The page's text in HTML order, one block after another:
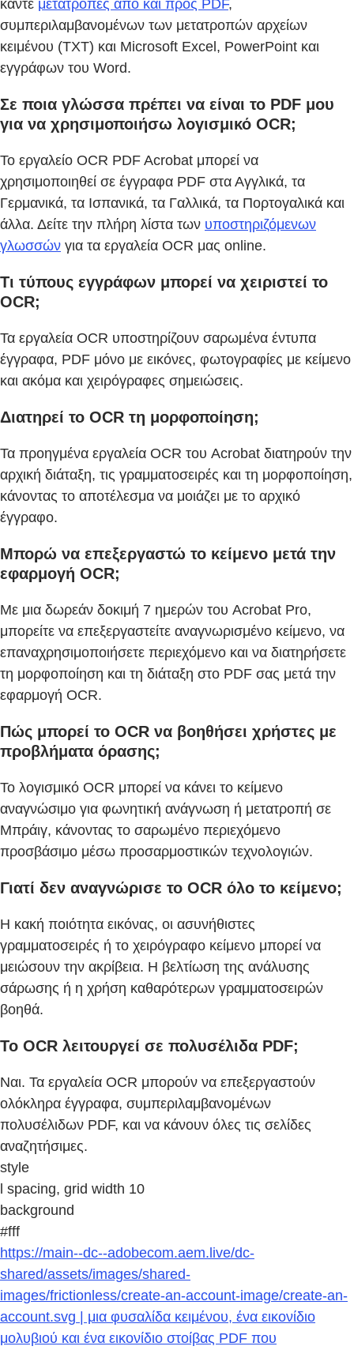
κάντε μετατροπές από και προς PDF,
συμπεριλαμβανομένων των μετατροπών αρχείων
κειμένου (TXT) και Microsoft Excel, PowerPoint και
εγγράφων του Word.
Σε ποια γλώσσα πρέπει να είναι το PDF μου
για να χρησιμοποιήσω λογισμικό OCR;
Το εργαλείο OCR PDF Acrobat μπορεί να
χρησιμοποιηθεί σε έγγραφα PDF στα Αγγλικά, τα
Γερμανικά, τα Ισπανικά, τα Γαλλικά, τα Πορτογαλικά και
άλλα. Δείτε την πλήρη λίστα των υποστηριζόμενων
γλωσσών για τα εργαλεία OCR μας online.
Τι τύπους εγγράφων μπορεί να χειριστεί το
OCR;
Τα εργαλεία OCR υποστηρίζουν σαρωμένα έντυπα
έγγραφα, PDF μόνο με εικόνες, φωτογραφίες με κείμενο
και ακόμα και χειρόγραφες σημειώσεις.
Διατηρεί το OCR τη μορφοποίηση;
Τα προηγμένα εργαλεία OCR του Acrobat διατηρούν την
αρχική διάταξη, τις γραμματοσειρές και τη μορφοποίηση,
κάνοντας το αποτέλεσμα να μοιάζει με το αρχικό
έγγραφο.
Μπορώ να επεξεργαστώ το κείμενο μετά την
εφαρμογή OCR;
Με μια δωρεάν δοκιμή 7 ημερών του Acrobat Pro,
μπορείτε να επεξεργαστείτε αναγνωρισμένο κείμενο, να
επαναχρησιμοποιήσετε περιεχόμενο και να διατηρήσετε
τη μορφοποίηση και τη διάταξη στο PDF σας μετά την
εφαρμογή OCR.
Πώς μπορεί το OCR να βοηθήσει χρήστες με
προβλήματα όρασης;
Το λογισμικό OCR μπορεί να κάνει το κείμενο
αναγνώσιμο για φωνητική ανάγνωση ή μετατροπή σε
Μπράιγ, κάνοντας το σαρωμένο περιεχόμενο
προσβάσιμο μέσω προσαρμοστικών τεχνολογιών.
Γιατί δεν αναγνώρισε το OCR όλο το κείμενο;
Η κακή ποιότητα εικόνας, οι ασυνήθιστες
γραμματοσειρές ή το χειρόγραφο κείμενο μπορεί να
μειώσουν την ακρίβεια. Η βελτίωση της ανάλυσης
σάρωσης ή η χρήση καθαρότερων γραμματοσειρών
βοηθά.
Το OCR λειτουργεί σε πολυσέλιδα PDF;
Ναι. Τα εργαλεία OCR μπορούν να επεξεργαστούν
ολόκληρα έγγραφα, συμπεριλαμβανομένων
πολυσέλιδων PDF, και να κάνουν όλες τις σελίδες
αναζητήσιμες.
style
l spacing, grid width 10
background
#fff
https://main--dc--adobecom.aem.live/dc-
shared/assets/images/shared-
images/frictionless/create-an-account-image/create-an-
account.svg | μια φυσαλίδα κειμένου, ένα εικονίδιο
μολυβιού και ένα εικονίδιο στοίβας PDF που